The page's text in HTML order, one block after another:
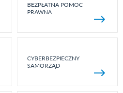
BEZPŁATNA POMOC
PRAWNA
CYBERBEZPIECZNY
SAMORZĄD